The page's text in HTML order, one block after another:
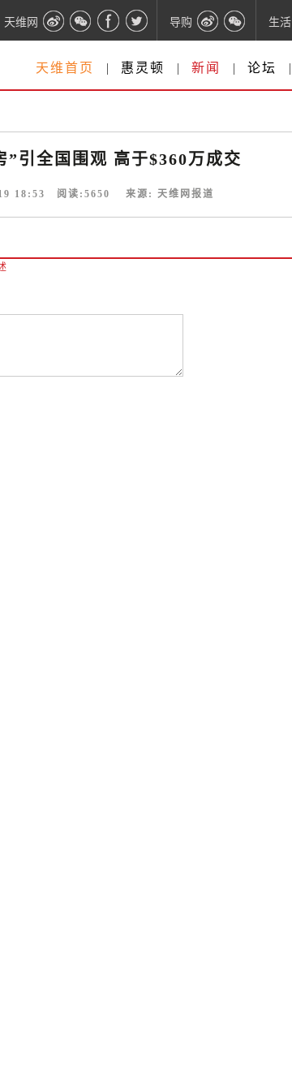
天维网 导购 生活
天维首页 | 惠灵顿 | 新闻 | 论坛 |
”引全国围观 高于$360万成交
18:53 阅读: 5650 来源: 天维网报道